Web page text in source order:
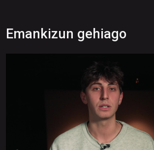
Emankizun gehiago